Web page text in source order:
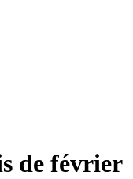
de février